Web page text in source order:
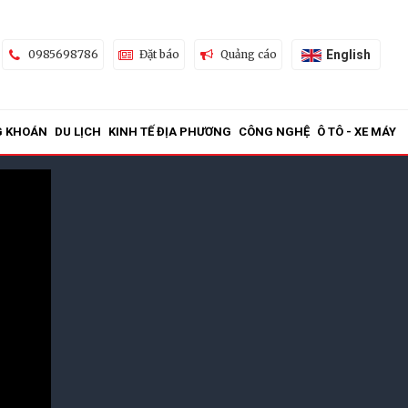
0985698786 Đặt báo Quảng cáo English
KHOÁN DU LỊCH KINH TẾ ĐỊA PHƯƠNG CÔNG NGHỆ Ô TÔ - XE MÁY